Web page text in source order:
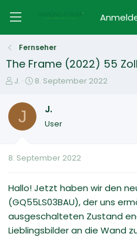
Fernseher
The Frame (2022) 55
E
s
e
e
J.
E
t
e
t
m
8. September 2022
J J.
User
8. September 2022
Hallo! Jetzt haben wir den
(GQ55LS03BAU), der uns
ausgeschalteten Zustand
Lieblingsbilder an die Wand